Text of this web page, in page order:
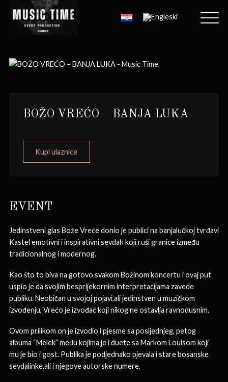
BOŽO VREĆO – BANJA LUKA
Kupi ulaznice
EVENT
Jedinstveni glas Bože Vreće donio je publici na banjalučkoj tvrđavi
Kastel emotivni i inspirativni sevdah koji ruši granice između
tradicionalnog i modernog.
Kao što to biva na gotovo svakom Božinom koncertu i ovaj put
uspio je da svojim besprijekornim interpretacijama zavede
publiku. Neobičan u svojoj pojavi,ali jedinstven u muzičkom
izvođenju, Vrećo je izvođač koji nikog ne ostavlja ravnodusnim.
Ovom prilikom on je izvodio i pjesme sa posljednjeg, petog
albuma “Melek” među kojima je i duete sa Markom Louisom koji
mu je bio i gost. Publika je podjednako pjevala i stare bosanske
sevdalinke,ali i njegove autorske numere.